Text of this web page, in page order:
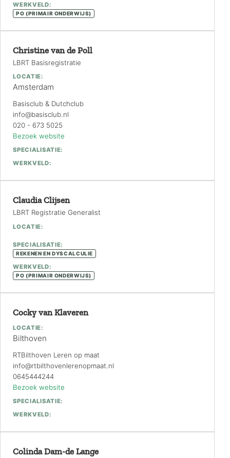
WERKVELD:
PO (PRIMAIR ONDERWIJS)
Christine van de Poll
LBRT Basisregistratie
LOCATIE:
Amsterdam
Basisclub & Dutchclub
info@basisclub.nl
020 - 673 5025
Bezoek website
SPECIALISATIE:
WERKVELD:
Claudia Clijsen
LBRT Registratie Generalist
LOCATIE:
SPECIALISATIE:
REKENEN EN DYSCALCULIE
WERKVELD:
PO (PRIMAIR ONDERWIJS)
Cocky van Klaveren
LOCATIE:
Bilthoven
RTBilthoven Leren op maat
info@rtbilthovenlerenopmaat.nl
0645444244
Bezoek website
SPECIALISATIE:
WERKVELD:
Colinda Dam-de Lange